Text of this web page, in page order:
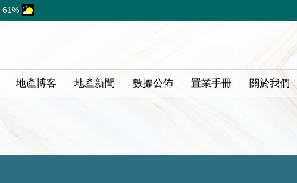
61%
地產博客 地產新聞 數據公佈 置業手冊 關於我們